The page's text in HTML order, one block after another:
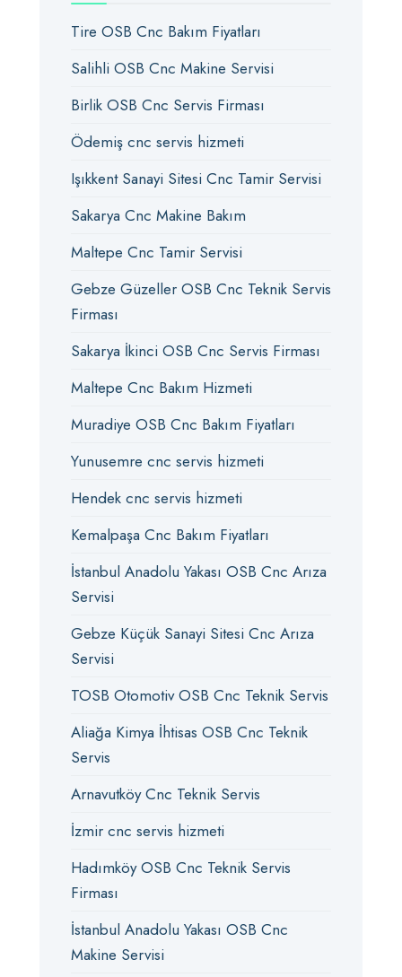
Tire OSB Cnc Bakım Fiyatları
Salihli OSB Cnc Makine Servisi
Birlik OSB Cnc Servis Firması
Ödemiş cnc servis hizmeti
Işıkkent Sanayi Sitesi Cnc Tamir Servisi
Sakarya Cnc Makine Bakım
Maltepe Cnc Tamir Servisi
Gebze Güzeller OSB Cnc Teknik Servis
Firması
Sakarya İkinci OSB Cnc Servis Firması
Maltepe Cnc Bakım Hizmeti
Muradiye OSB Cnc Bakım Fiyatları
Yunusemre cnc servis hizmeti
Hendek cnc servis hizmeti
Kemalpaşa Cnc Bakım Fiyatları
İstanbul Anadolu Yakası OSB Cnc Arıza
Servisi
Gebze Küçük Sanayi Sitesi Cnc Arıza
Servisi
TOSB Otomotiv OSB Cnc Teknik Servis
Aliağa Kimya İhtisas OSB Cnc Teknik
Servis
Arnavutköy Cnc Teknik Servis
İzmir cnc servis hizmeti
Hadımköy OSB Cnc Teknik Servis
Firması
İstanbul Anadolu Yakası OSB Cnc
Makine Servisi